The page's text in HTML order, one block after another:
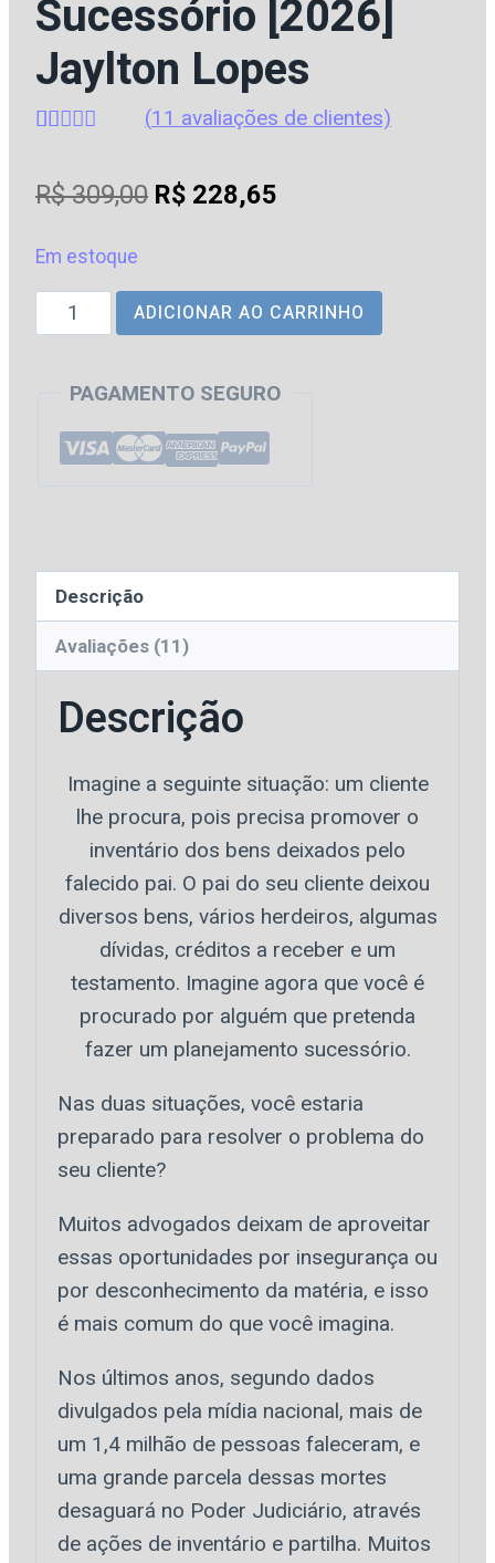
Sucessório [2026]
Jaylton Lopes
de 5, com
baseado em
de clientes
(11 avaliações de clientes)
R$309,00 O
era:
R$ 228,65
é:
Em estoque
Pratica
em
Sucessório
[2026]
Jaylton
ADICIONAR AO CARRINHO
PAGAMENTO SEGURO
Descrição
Avaliações (11)
Descrição
Imagine a seguinte situação: um cliente
lhe procura, pois precisa promover o
inventário dos bens deixados pelo
falecido pai. O pai do seu cliente deixou
diversos bens, vários herdeiros, algumas
dívidas, créditos a receber e um
testamento. Imagine agora que você é
procurado por alguém que pretenda
fazer um planejamento sucessório.
Nas duas situações, você estaria
preparado para resolver o problema do
seu cliente?
Muitos advogados deixam de aproveitar
essas oportunidades por insegurança ou
por desconhecimento da matéria, e isso
é mais comum do que você imagina.
Nos últimos anos, segundo dados
divulgados pela mídia nacional, mais de
um 1,4 milhão de pessoas faleceram, e
uma grande parcela dessas mortes
desaguará no Poder Judiciário, através
de ações de inventário e partilha. Muitos